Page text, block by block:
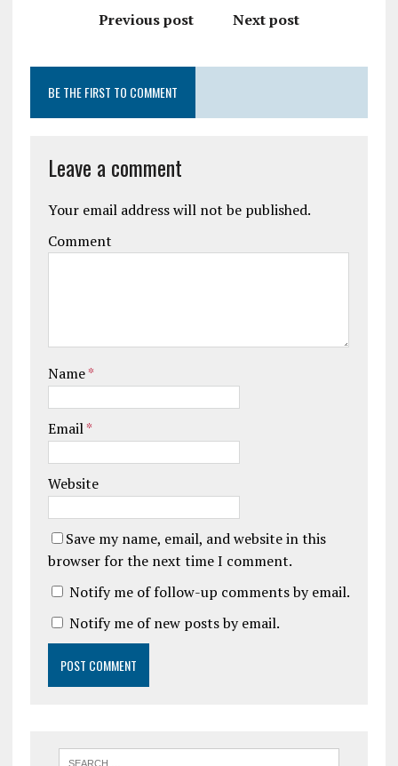
Previous post Next post
BE THE FIRST TO COMMENT
Leave a comment
Your email address will not be published.
Comment
Name*
Email*
Website
Save my name, email, and website in this
browser for the next time I comment.
Notify me of follow-up comments by email.
Notify me of new posts by email.